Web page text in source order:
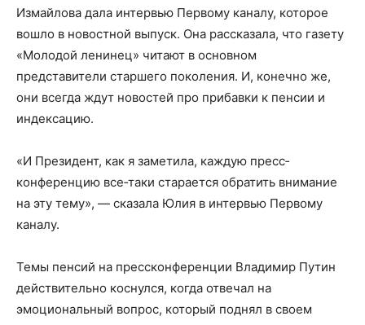
Измайлова дала интервью Первому каналу, которое
вошло в новостной выпуск. Она рассказала, что газету
«Молодой ленинец» читают в основном
представители старшего поколения. И, конечно же,
они всегда ждут новостей про прибавки к пенсии и
индексацию.
«И Президент, как я заметила, каждую пресс­
конференцию все‑таки старается обратить внимание
на эту тему», — сказала Юлия в интервью Первому
каналу.
Темы пенсий на пресс­конференции Владимир Путин
действительно коснулся, когда отвечал на
эмоциональный вопрос, который поднял в своем